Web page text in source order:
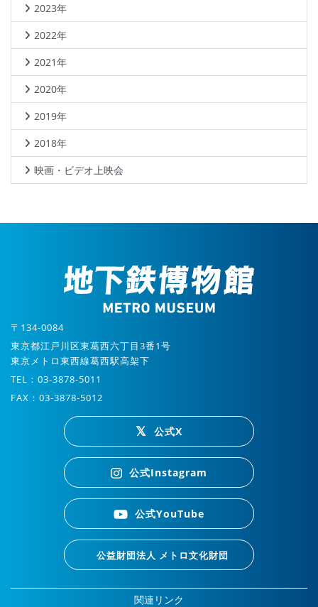
2023年
2022年
2021年
2020年
2019年
2018年
映画・ビデオ上映会
〒134-0084
東京都江戸川区東葛西六丁目3番1号
東京メトロ東西線葛西駅高架下
TEL：03-3878-5011
FAX：03-3878-5012
公式X
公式Instagram
公式YouTube
公益財団法人 メトロ文化財団
関連リンク